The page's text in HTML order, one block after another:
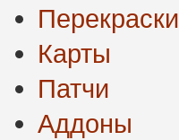
Перекраски
Карты
Патчи
Аддоны